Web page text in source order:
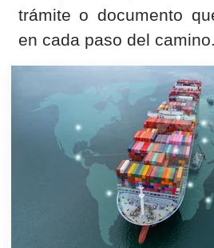
trámite o documento
en cada paso del camino.